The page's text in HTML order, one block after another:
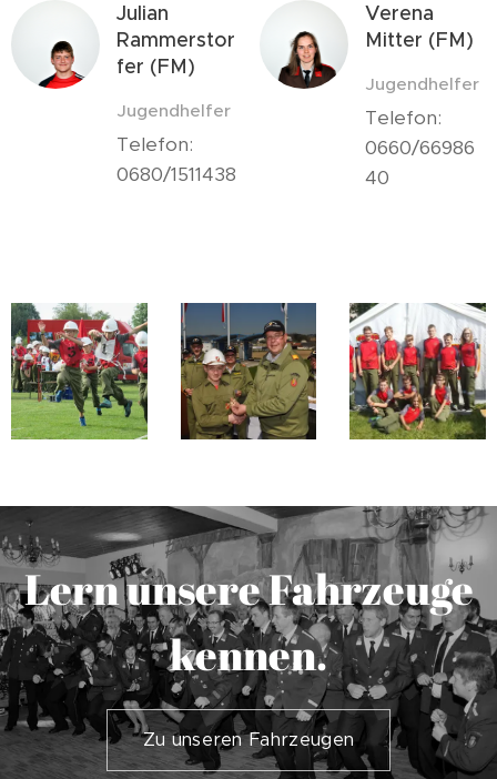
Julian
Rammerstor
fer (FM)
Jugendhelfer
Telefon:
0680/1511438
Verena
Mitter (FM)
Jugendhelfer
Telefon:
0660/66986
40
Lern unsere Fahrzeuge
kennen.
Zu unseren Fahrzeugen